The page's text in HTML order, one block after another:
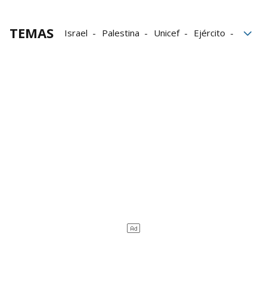
TEMAS Israel Palestina Unicef
Ejército